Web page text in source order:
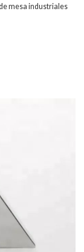
mesa industriales